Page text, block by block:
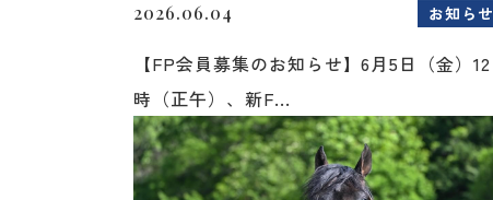
2026.06.04 お知らせ
【FP会員募集のお知らせ】6月5日（金）12
時（正午）、新F...